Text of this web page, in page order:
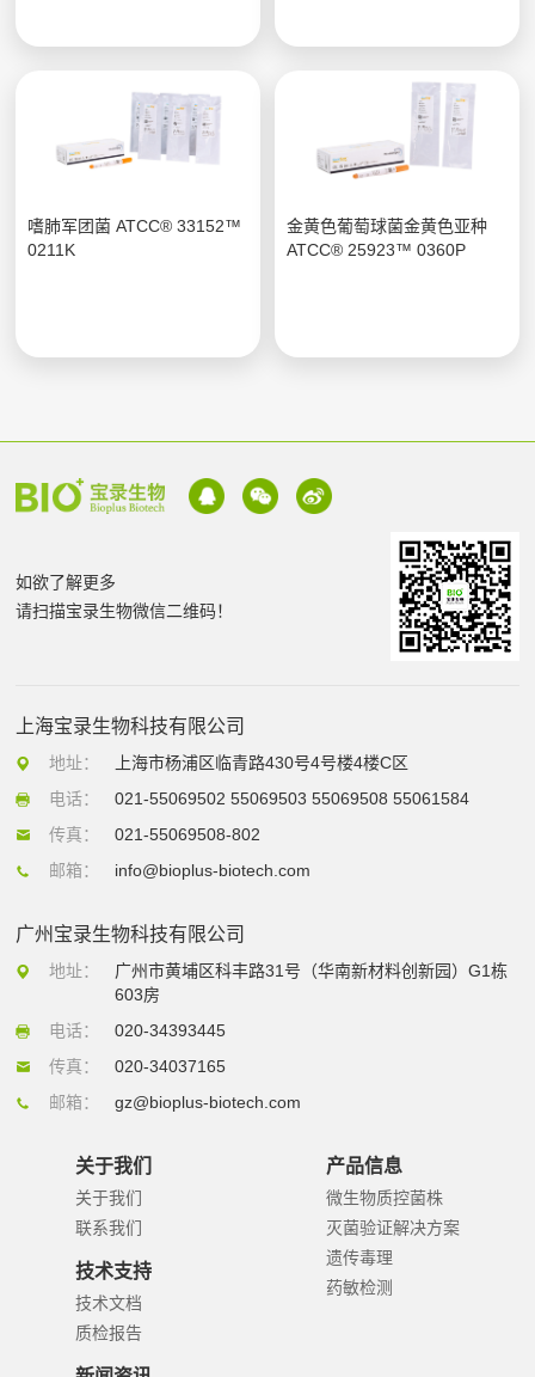
嗜肺军团菌 ATCC® 33152™
0211K
金黄色葡萄球菌金黄色亚种
ATCC® 25923™ 0360P
如欲了解更多
请扫描宝录生物微信二维码！
上海宝录生物科技有限公司
地址：
上海市杨浦区临青路430号4号楼4楼C区
电话：
021-55069502 55069503 55069508 55061584
传真：
021-55069508-802
邮箱：
info@bioplus-biotech.com
广州宝录生物科技有限公司
地址：
广州市黄埔区科丰路31号（华南新材料创新园）G1栋
603房
电话：
020-34393445
传真：
020-34037165
邮箱：
gz@bioplus-biotech.com
关于我们
关于我们
联系我们
技术支持
技术文档
质检报告
产品信息
微生物质控菌株
灭菌验证解决方案
遗传毒理
药敏检测